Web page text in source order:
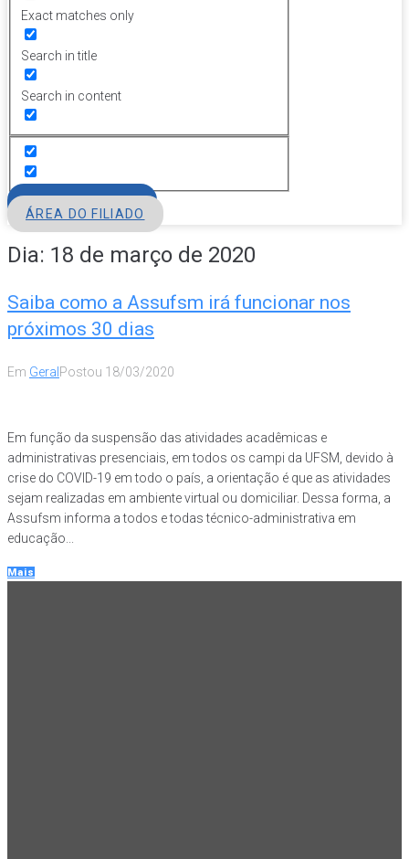
Exact matches only
Search in title
Search in content
ÁREA DO FILIADO
Dia: 18 de março de 2020
Saiba como a Assufsm irá funcionar nos
próximos 30 dias
Em GeralPostou 18/03/2020
Em função da suspensão das atividades acadêmicas e
administrativas presenciais, em todos os campi da UFSM, devido à
crise do COVID-19 em todo o país, a orientação é que as atividades
sejam realizadas em ambiente virtual ou domiciliar. Dessa forma, a
Assufsm informa a todos e todas técnico-administrativa em
educação...
Mais